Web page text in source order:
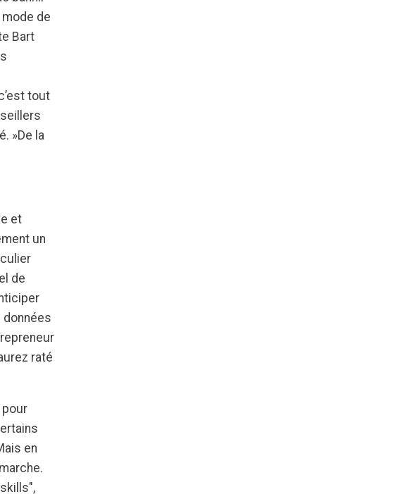
de
Bart
tout
»De la
et
un
de
données
raté
en